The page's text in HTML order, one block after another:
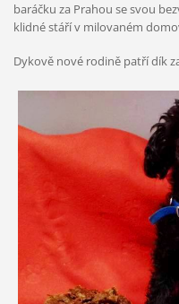
baráčku za Prahou se svou
klidné stáří v milovaném
Dykově nové rodině patří dík